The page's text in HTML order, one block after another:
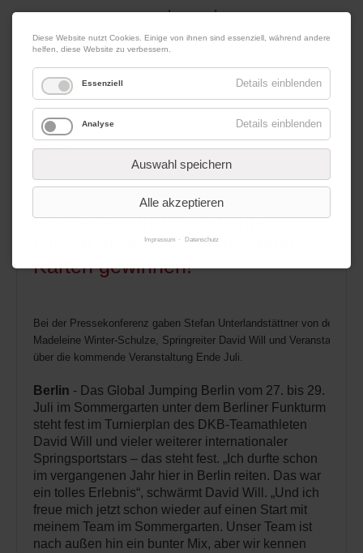
06. August 2026 Impressum|Kontakt|Datenschutz
Werbung
Menü
von Redaktion
Mit Reiten und Zucht zum
Global Jumping Berlin - Jetzt
Karten gewinnen!
Bei der Pressekonferenz gaben Stefan Unterlandstättner von der
Madeleine Winter-Schulze, Springreiter David Will und Veranstalter
über die kommende Veranstaltung Ende Juli.
Berlin - Das Global Jumping Berlin vom 27. bis 29.
Juli im Sommergarten unter dem Berliner Funkturm
steht fest im Turnierplan des DKB-Teamathleten
David Will und vieler weiterer internationaler
Springsportstars – das steht fest. „Ich durfte schon
im vergangenen Jahr hier in Berlin reiten. Das war
ein tolles Erlebnis“, schwärmt David Will. „Und ich
freue mich jetzt schon wieder auf einen Start mit
meinem Team im Sommergarten. Unser Team ist
nach außen hin ein bunter Mix, aber wir kennen
Diese Website nutzt Cookies. Einige von ihnen sind essenziell, während andere
helfen, diese Website zu verbessern.
Essenziell Details einblenden
Analyse Details einblenden
Auswahl speichern
Alle akzeptieren
Impressum Datenschutz